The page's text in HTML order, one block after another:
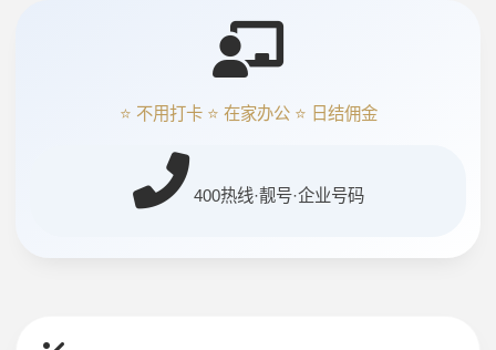
⭐ 不用打卡 ⭐ 在家办公 ⭐ 日结佣金
400热线·靓号·企业号码